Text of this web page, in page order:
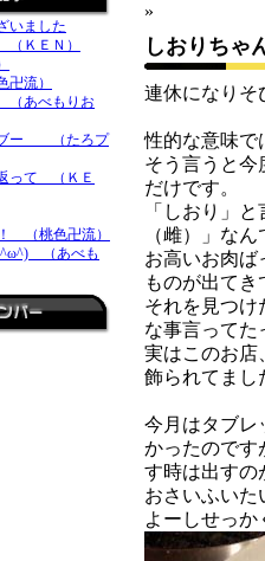
いました
ＫＥＮ）
流）
（あべもりお
ブー （たろプ
って （ＫＥ
（桃色卍流）
^ω^) （あべも
»
しおりち
連休になりそ
性的な意味で
そう言うと今
だけです。
「しおり」
（雌）」な
お高いお肉ば
ものが出て
それを見つけ
な事言ってた
実はこのお店
飾られてまし
今月はタブレ
かったのです
す時は出すの
おさいふいた
よーしせっ